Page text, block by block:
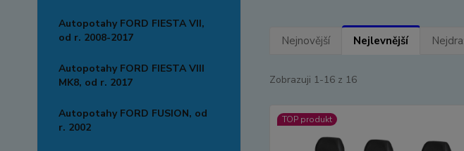
Autopotahy FORD FIESTA VII,
od r. 2008-2017
Autopotahy FORD FIESTA VIII
MK8, od r. 2017
Autopotahy FORD FUSION, od
r. 2002
Nejnovější Nejlevnější
Zobrazuji 1-16 z 16
TOP produkt